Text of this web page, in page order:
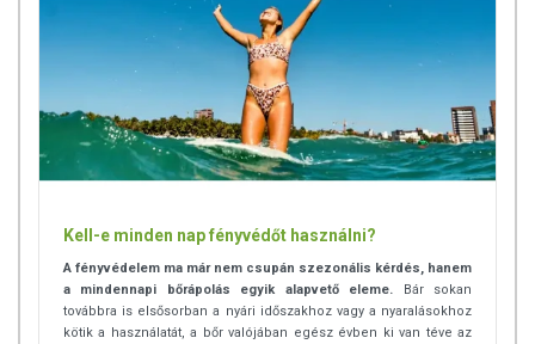
Kell-e minden nap fényvédőt használni?
A fényvédelem ma már nem csupán szezonális kérdés, hanem
a mindennapi bőrápolás egyik alapvető eleme.
Bár sokan
továbbra is elsősorban a nyári időszakhoz vagy a nyaralásokhoz
kötik a használatát, a bőr valójában egész évben ki van téve az